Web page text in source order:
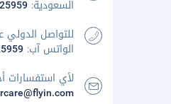
السعودية:
للتواصل الدولي
الواتس آب:
لأي استفسارات